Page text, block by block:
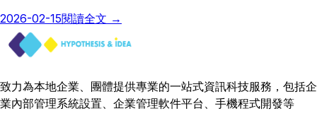
2026-02-15閱讀全文 →
致力為本地企業、團體提供專業的一站式資訊科技服務，包括企
業內部管理系統設置、企業管理軟件平台、手機程式開發等